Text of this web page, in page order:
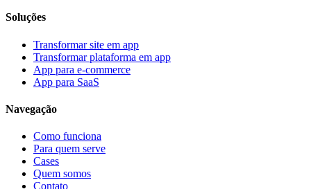
Soluções
Transformar site em app
Transformar plataforma em app
App para e-commerce
App para SaaS
Navegação
Como funciona
Para quem serve
Cases
Quem somos
Contato